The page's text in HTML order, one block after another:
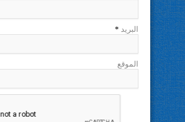
البريد *
الموقع